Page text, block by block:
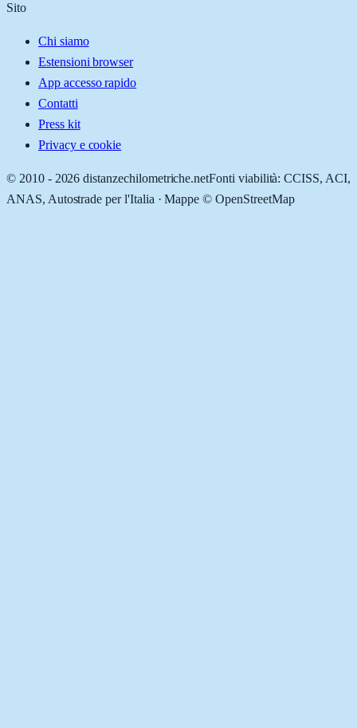
Sito
Chi siamo
Estensioni browser
App accesso rapido
Contatti
Press kit
Privacy e cookie
© 2010 - 2026 distanzechilometriche.netFonti viabilità: CCISS, ACI,
ANAS, Autostrade per l'Italia · Mappe © OpenStreetMap